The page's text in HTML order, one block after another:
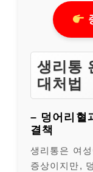
생리통
대처법
– 덩어리혈
결책
생리통은 여
증상이지만,